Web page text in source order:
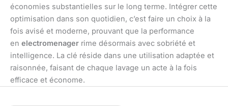
économies substantielles sur le long terme. Intégrer cette
optimisation dans son quotidien, c’est faire un choix à la
fois avisé et moderne, prouvant que la performance
en electromenager rime désormais avec sobriété et
intelligence. La clé réside dans une utilisation adaptée et
raisonnée, faisant de chaque lavage un acte à la fois
efficace et économe.